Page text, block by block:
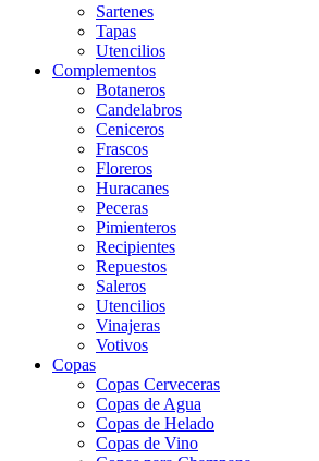
Sartenes
Tapas
Utencilios
Complementos
Botaneros
Candelabros
Ceniceros
Frascos
Floreros
Huracanes
Peceras
Pimienteros
Recipientes
Repuestos
Saleros
Utencilios
Vinajeras
Votivos
Copas
Copas Cerveceras
Copas de Agua
Copas de Helado
Copas de Vino